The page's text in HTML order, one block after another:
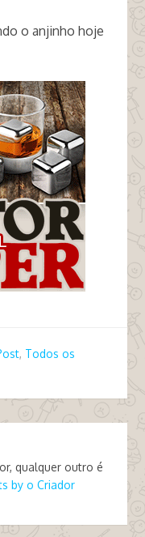
o anjinho hoje
, Todos os
qualquer outro é
by o Criador